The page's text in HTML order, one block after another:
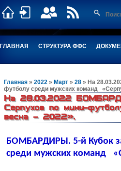
ГЛАВНАЯ СТРУКТУРА ФФС
Главная » 2022 » Март » 28 » На
футболу среди мужских команд
На 28.03.2022
Серпухов по мини-
весна – 2022».
БОМБАРДИРЫ. 5-й Кубок
среди мужских команд